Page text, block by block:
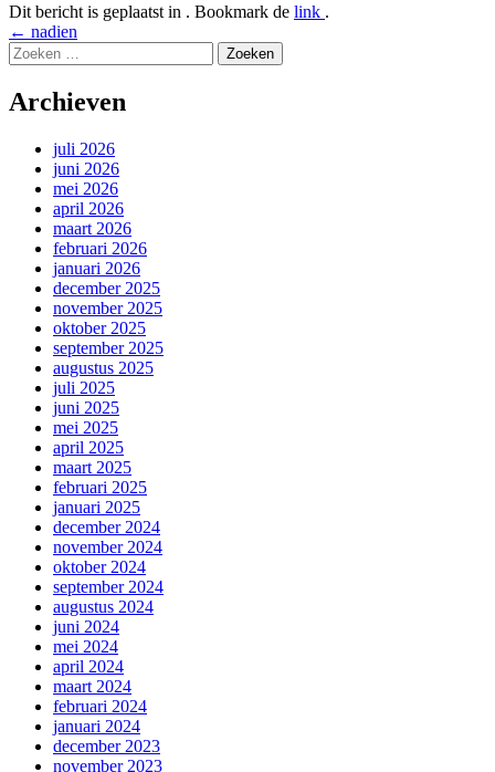
Dit bericht is geplaatst in . Bookmark de link .
Bericht
navigatie
← nadien
Zoeken
naar:
Archieven
juli 2026
juni 2026
mei 2026
april 2026
maart 2026
februari 2026
januari 2026
december 2025
november 2025
oktober 2025
september 2025
augustus 2025
juli 2025
juni 2025
mei 2025
april 2025
maart 2025
februari 2025
januari 2025
december 2024
november 2024
oktober 2024
september 2024
augustus 2024
juni 2024
mei 2024
april 2024
maart 2024
februari 2024
januari 2024
december 2023
november 2023